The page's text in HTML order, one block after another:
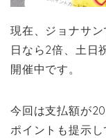
現在、ジョナサ
日なら2倍、土日
開催中です。
今回は支払額が
ポイントも提示